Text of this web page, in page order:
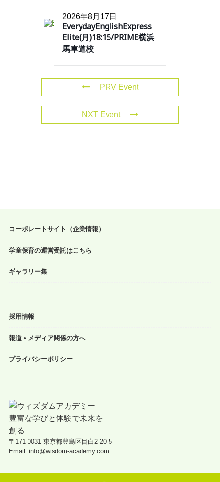
2026年8月17日
EverydayEnglishExpress
Elite(月)18:15/PRIME横浜
馬車道校
PRV Event
NXT Event
コーポレートサイト（企業情報）
学童保育の運営受託はこちら
ギャラリー集
採用情報
報道 • メディア関係の方へ
プライバシーポリシー
〒171-0031 東京都豊島区目白2-20-5
Email: info@wisdom-academy.com